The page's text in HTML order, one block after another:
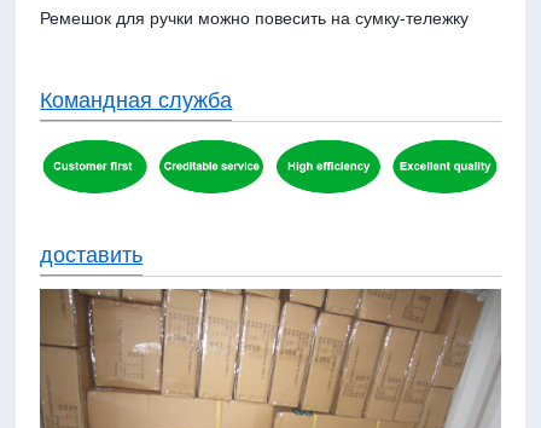
Ремешок для ручки можно повесить на сумку-тележку
Командная служба
доставить